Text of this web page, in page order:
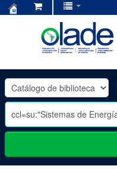
OLADE
-